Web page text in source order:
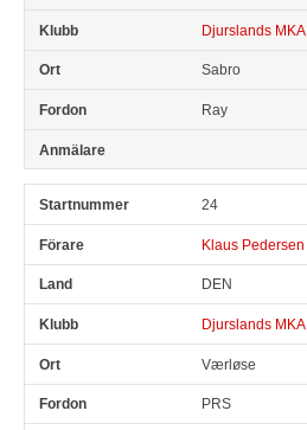
Djurslands MKA
Sabro
Ray
24
Klaus Pedersen
DEN
Djurslands MKA
Værløse
PRS